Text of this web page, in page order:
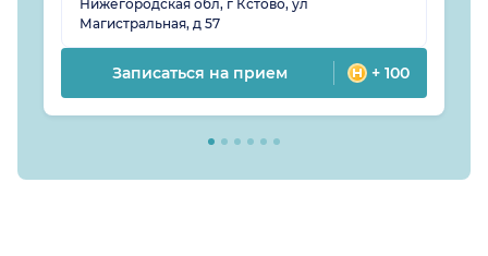
Нижегородская обл, г Кстово, ул
Магистральная, д 57
Записаться на прием + 100